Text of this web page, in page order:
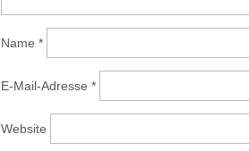
Name *
E-Mail-Adresse *
Website